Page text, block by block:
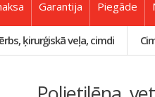
Garantija Piegāde
ķirurģiskā veļa, cimdi